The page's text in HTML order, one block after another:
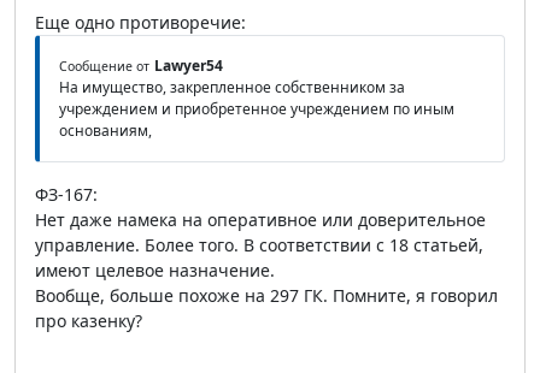
Еще одно противоречие:
Сообщение от Lawyer54
На имущество, закрепленное собственником за
учреждением и приобретенное учреждением по иным
основаниям,
ФЗ-167:
Нет даже намека на оперативное или доверительное
управление. Более того. В соответствии с 18 статьей,
имеют целевое назначение.
Вообще, больше похоже на 297 ГК. Помните, я говорил
про казенку?